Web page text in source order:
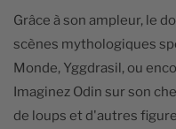
Grâce à son ampleur, le
scènes mythologiques
Monde, Yggdrasil, ou
Imaginez Odin sur son
de loups et d'autres